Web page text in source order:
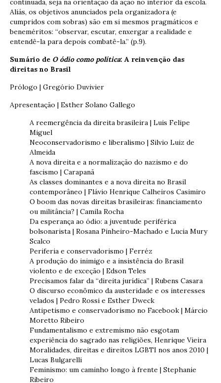
continuada, seja na orientação da ação no interior da escola.
Aliás, os objetivos anunciados pela organizadora (e
cumpridos com sobras) são em si mesmos pragmáticos e
beneméritos: “observar, escutar, enxergar a realidade e
entendê-la para depois combatê-la.” (p.9).
Sumário de O ódio como política: A reinvenção das
direitas no Brasil
Prólogo | Gregório Duvivier
Apresentação | Esther Solano Gallego
A reemergência da direita brasileira | Luis Felipe
Miguel
Neoconservadorismo e liberalismo | Silvio Luiz de
Almeida
A nova direita e a normalização do nazismo e do
fascismo | Carapanã
As classes dominantes e a nova direita no Brasil
contemporâneo | Flávio Henrique Calheiros Casimiro
O boom das novas direitas brasileiras: financiamento
ou militância? | Camila Rocha
Da esperança ao ódio: a juventude periférica
bolsonarista | Rosana Pinheiro-Machado e Lucia Mury
Scalco
Periferia e conservadorismo | Ferréz
A produção do inimigo e a insistência do Brasil
violento e de exceção | Edson Teles
Precisamos falar da “direita jurídica” | Rubens Casara
O discurso econômico da austeridade e os interesses
velados | Pedro Rossi e Esther Dweck
Antipetismo e conservadorismo no Facebook | Márcio
Moretto Ribeiro
Fundamentalismo e extremismo não esgotam
experiência do sagrado nas religiões, Henrique Vieira
Moralidades, direitas e direitos LGBTI nos anos 2010 |
Lucas Bulgarelli
Feminismo: um caminho longo à frente | Stephanie
Ribeiro